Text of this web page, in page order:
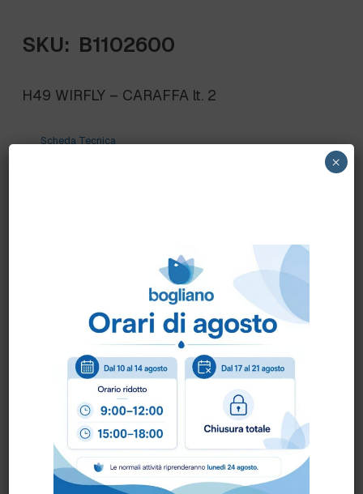
SKU: B1102600
H49 WIRFLY – CARAFFA lt. 2
Scheda Tecnica
0172 478161oppure
info@bogliano.it
Per ogni informazione siamo a disposizione.
ARANCIO BIANCO,BLU,
GENERICA,GIALLO,ROSSO,VERDE,VIOLA
×